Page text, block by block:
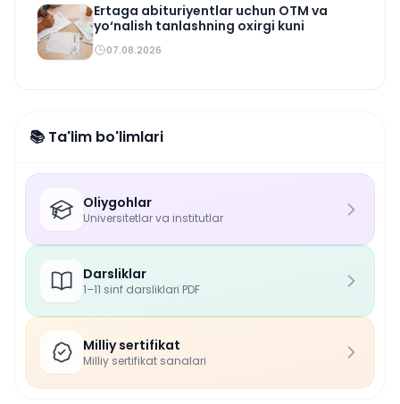
Ertaga abituriyentlar uchun OTM va
yo‘nalish tanlashning oxirgi kuni
07.08.2026
📚 Ta'lim bo'limlari
Oliygohlar
Universitetlar va institutlar
Darsliklar
1–11 sinf darsliklari PDF
Milliy sertifikat
Milliy sertifikat sanalari